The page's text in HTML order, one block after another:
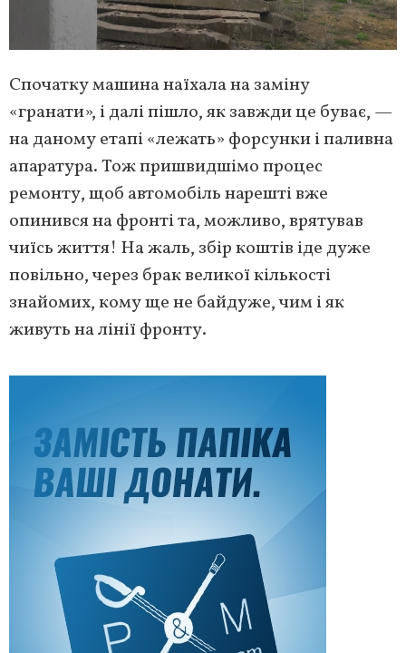
Спочатку машина наїхала на заміну
«гранати», і далі пішло, як завжди це буває, —
на даному етапі «лежать» форсунки і паливна
апаратура. Тож пришвидшімо процес
ремонту, щоб автомобіль нарешті вже
опинився на фронті та, можливо, врятував
чиїсь життя! На жаль, збір коштів іде дуже
повільно, через брак великої кількості
знайомих, кому ще не байдуже, чим і як
живуть на лінії фронту.